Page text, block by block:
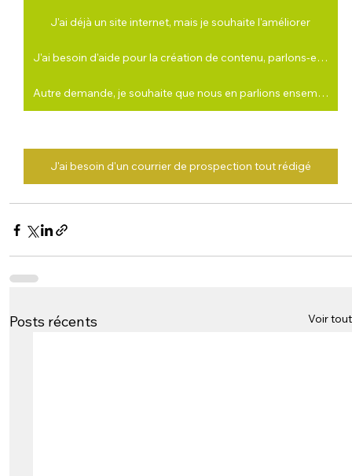
J'ai déjà un site internet, mais je souhaite l'améliorer
J'ai besoin d'aide pour la création de contenu, parlons-en ensemble
Autre demande, je souhaite que nous en parlions ensemble
J'ai besoin d'un courrier de prospection tout rédigé
Posts récents Voir tout